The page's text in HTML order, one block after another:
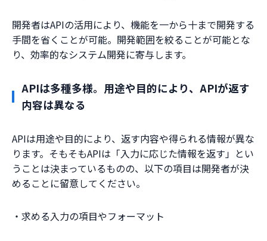
開発者はAPIの活用により、機能を一から十まで開発する
手間を省くことが可能。開発範囲を絞ることが可能とな
り、効率的なシステム開発に寄与します。
APIは多種多様。用途や目的により、APIが返す
内容は異なる
APIは用途や目的により、返す内容や得られる情報が異な
ります。そもそもAPIは「入力に応じた情報を返す」とい
うことは決まっているものの、以下の項目は開発者が決
めることに留意してください。
・求める入力の項目やフォーマット